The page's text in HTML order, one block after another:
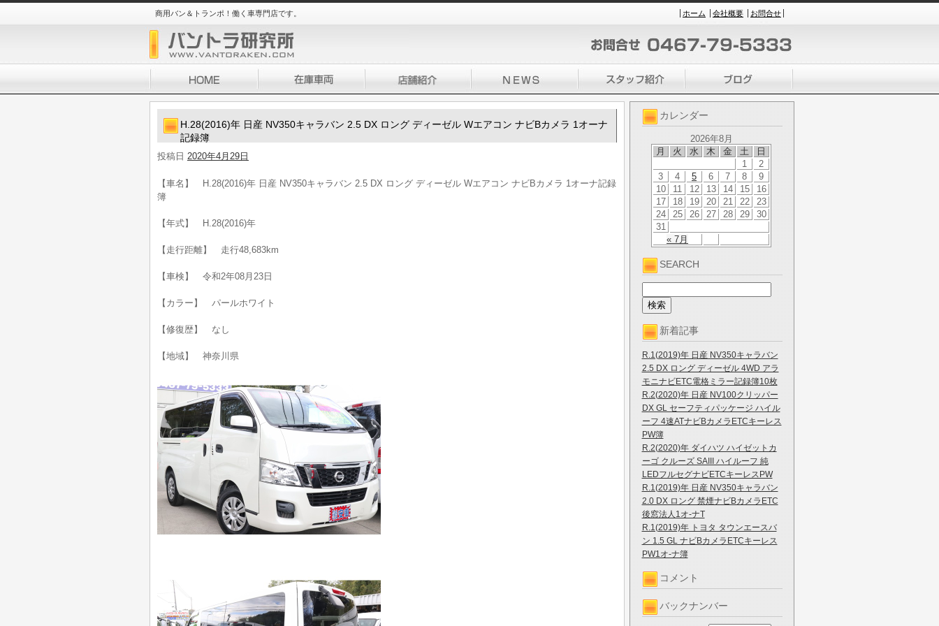
商用バン＆トランポ！働く車専門店です。 ホーム 会社概要 お問合せ
カレンダー
2026年8月
月
火 水 木 金 土 日
« 7月
1
2
3
4 5 6 7 8
9
10
11 12 13 14 15
16
17
18 19 20 21 22
23
24
25 26 27 28 29
30
31
SEARCH
新着記事
R.1(2019)年 日産 NV350キャラバン
2.5 DX ロング ディーゼル 4WD アラ
モニナビETC電格ミラー記録簿10枚
R.2(2020)年 日産 NV100クリッパー
DX GL セーフティパッケージ ハイル
ーフ 4速ATナビBカメラETCキーレス
PW簿
R.2(2020)年 ダイハツ ハイゼットカ
ーゴ クルーズ SAIII ハイルーフ 純
LEDフルセグナビETCキーレスPW
R.1(2019)年 日産 NV350キャラバン
2.0 DX ロング 禁煙ナビBカメラETC
後窓法人1オ-ナT
R.1(2019)年 トヨタ タウンエースバ
ン 1.5 GL ナビBカメラETCキーレス
PW1オ-ナ簿
コメント
バックナンバー
H.28(2016)年 日産 NV350キャラバン 2.5 DX ロング ディーゼル Wエアコン ナビBカメラ 1オーナ
記録簿
投稿日 2020年4月29日
【車名】 H.28(2016)年 日産 NV350キャラバン 2.5 DX ロング ディーゼル Wエアコン ナビBカメラ 1オーナ記録
簿
【年式】 H.28(2016)年
【走行距離】 走行48,683km
【車検】 令和2年08月23日
【カラー】 パールホワイト
【修復歴】 なし
【地域】 神奈川県